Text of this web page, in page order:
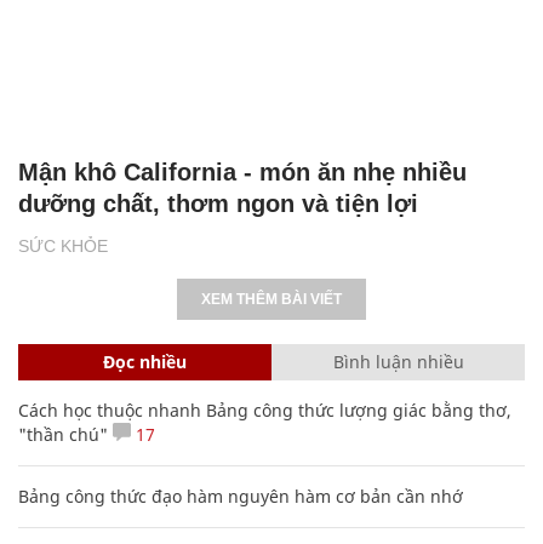
SỨC KHỎE
Mận khô California - món ăn nhẹ nhiều
dưỡng chất, thơm ngon và tiện lợi
XEM THÊM BÀI VIẾT
Đọc nhiều Bình luận nhiều
Cách học thuộc nhanh Bảng công thức lượng giác bằng thơ,
"thần chú"
17
Bảng công thức đạo hàm nguyên hàm cơ bản cần nhớ